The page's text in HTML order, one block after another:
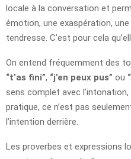
locale à la conversation et
émotion, une exaspération,
tendresse. C’est pour cela
On entend fréquemment des
“t’as fini”, “j’en peux pus” ou
sens complet avec
pratique, ce n’est pas
l’intention derrière.
Les proverbes et expressions